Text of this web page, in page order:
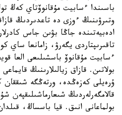
باسىندا ءسابيت مۇقانوۆتاي كەڭ
وتىرۋىنىڭ ءوزى دە تاعدىردىڭ
ادەبيەتىندە جاڭا بۋىن جاس
تاقىرىپتاردى يگەرۋ، زامانعا ساي
ءسابيت مۇقانوۆ باسشىلىعى العا
بولاتىن. قازاق زيالىلارىنىڭ
ۇرەيلى كەزەڭدە، ورتەڭگە
قالامگەرلەردىڭ شىعارماشىلىقپەن
بولماعانى انىق. قيا باسساڭ،